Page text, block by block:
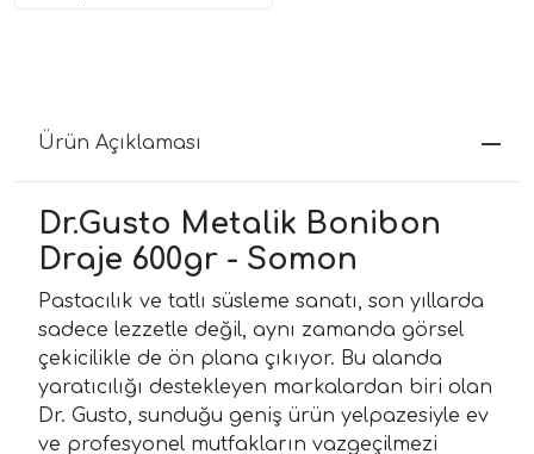
Ürün Açıklaması
Dr.Gusto Metalik Bonibon
Draje 600gr - Somon
Pastacılık ve tatlı süsleme sanatı, son yıllarda
sadece lezzetle değil, aynı zamanda görsel
çekicilikle de ön plana çıkıyor. Bu alanda
yaratıcılığı destekleyen markalardan biri olan
Dr. Gusto, sunduğu geniş ürün yelpazesiyle ev
ve profesyonel mutfakların vazgeçilmezi